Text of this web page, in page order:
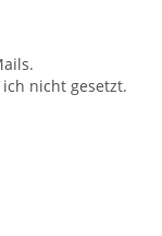
nicht gesetzt.